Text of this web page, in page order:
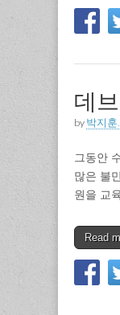
데
by 박지훈
그동안
많은 불
원을 교
Read